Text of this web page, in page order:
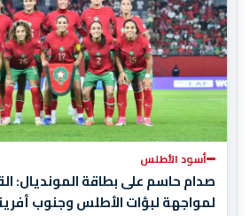
أسود الأطلس
صدام حاسم على بطاقة المونديال:
لمواجهة لبؤات الأطلس وجنوب